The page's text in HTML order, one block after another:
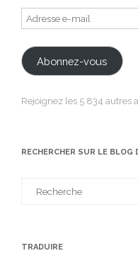
Adresse
e-
mail
Abonnez-vous
Rejoignez les 5 834 autres
RECHERCHER SUR LE BLOG
TRADUIRE